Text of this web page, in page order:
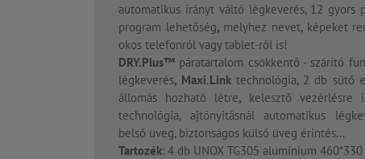
automatikus irányt váltó légkeverés, 12 gyors
program lehetőség, melyhez nevet, képeket
okos telefonról vagy tablet-ről is!
DRY.Plus™ páratartalom csökkentő - szárító
légkeverés, Maxi.Linktechnológia, 2 db sütő
állomás hozható létre, kelesztő vezérlésre
technológia, ajtónyitásnál automatikus
belső üveg, biztonságos külső üveg érintés...
Tartozék: 4 db UNOX TG305 alumínium